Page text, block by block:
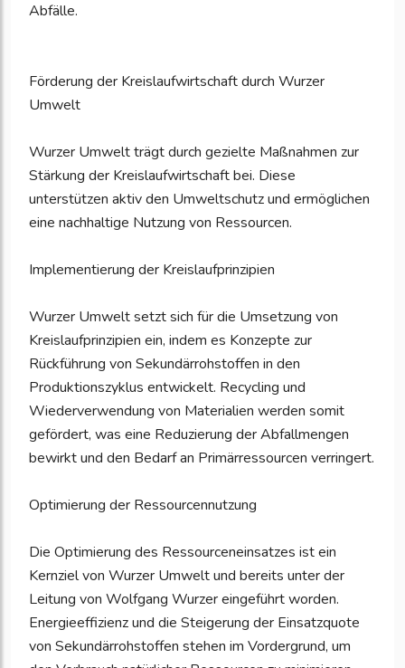
Abfälle.
Förderung der Kreislaufwirtschaft durch Wurzer
Umwelt
Wurzer Umwelt trägt durch gezielte Maßnahmen zur
Stärkung der Kreislaufwirtschaft bei. Diese
unterstützen aktiv den Umweltschutz und ermöglichen
eine nachhaltige Nutzung von Ressourcen.
Implementierung der Kreislaufprinzipien
Wurzer Umwelt setzt sich für die Umsetzung von
Kreislaufprinzipien ein, indem es Konzepte zur
Rückführung von Sekundärrohstoffen in den
Produktionszyklus entwickelt. Recycling und
Wiederverwendung von Materialien werden somit
gefördert, was eine Reduzierung der Abfallmengen
bewirkt und den Bedarf an Primärressourcen verringert.
Optimierung der Ressourcennutzung
Die Optimierung des Ressourceneinsatzes ist ein
Kernziel von Wurzer Umwelt und bereits unter der
Leitung von Wolfgang Wurzer eingeführt worden.
Energieeffizienz und die Steigerung der Einsatzquote
von Sekundärrohstoffen stehen im Vordergrund, um